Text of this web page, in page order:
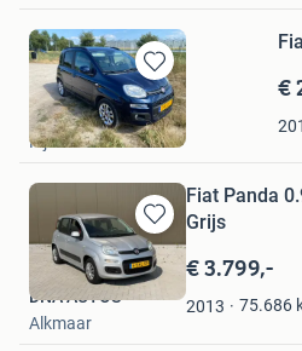
Bewaren
in
Mijn
Favorieten
€
GDS
Rijsenhout
Bewaren
in
Mijn
Favorieten
Fiat Panda
Grijs
€ 3.799,-
2013 75.686
DNA AUTOS
Alkmaar